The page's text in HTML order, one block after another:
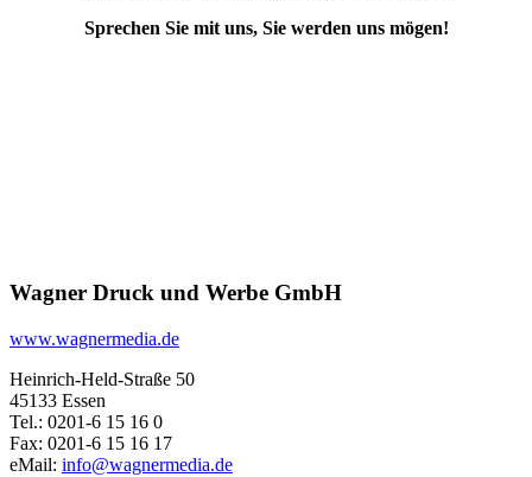
Sprechen Sie mit uns, Sie werden uns mögen!
Wagner Druck und Werbe GmbH
www.wagnermedia.de
Heinrich-Held-Straße 50
45133 Essen
Tel.: 0201-6 15 16 0
Fax: 0201-6 15 16 17
eMail: info@wagnermedia.de